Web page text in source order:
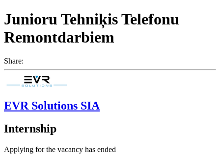
Junioru Tehniķis Telefonu
Remontdarbiem
Share:
EVR Solutions SIA
Internship
Applying for the vacancy has ended